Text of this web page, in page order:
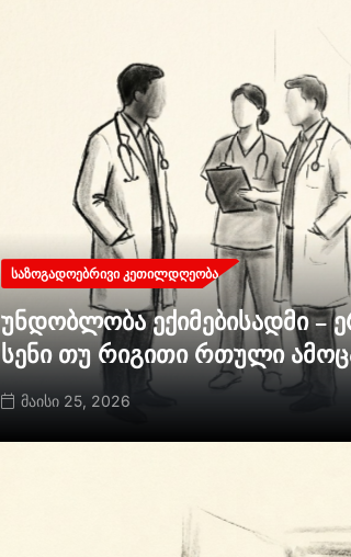
ᲡᲐᲖᲝᲒᲐᲓᲝᲔᲑᲠᲘᲕᲘ ᲙᲔᲗᲘᲚᲓᲦᲔᲝᲑᲐ
უნდობლობა ექიმებისადმი –
სენი თუ რიგითი რთული
მაისი 25, 2026